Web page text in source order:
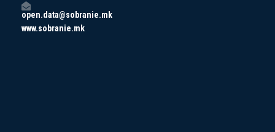
open.data@sobranie.mk
www.sobranie.mk